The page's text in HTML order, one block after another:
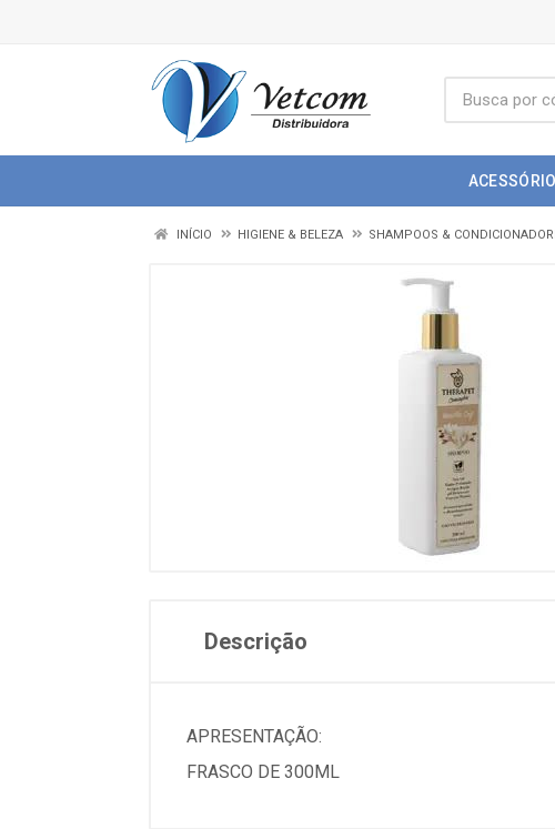
INÍCIO HIGIENE & BELEZA SHAMPOOS &
Descrição
APRESENTAÇÃO:
FRASCO DE 300ML